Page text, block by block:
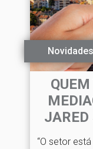
Novidades
JARED
“O setor